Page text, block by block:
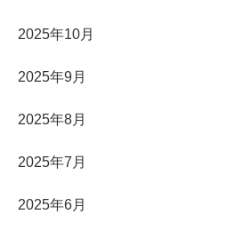
2025年10月
2025年9月
2025年8月
2025年7月
2025年6月